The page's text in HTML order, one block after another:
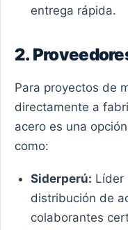
entrega rápida.
2.
Para proyectos de
directamente a
acero es una
como:
Siderperú: Líder
distribución de
colaborantes